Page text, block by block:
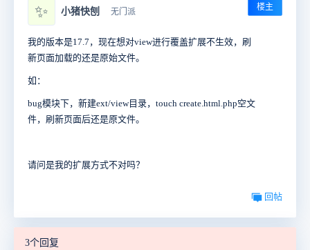
✨ 小猪快刨 无门派 楼主
我的版本是17.7，现在想对view进行覆盖扩展不生效，刷
新页面加载的还是原始文件。
如：
bug模块下，新建ext/view目录，touch create.html.php空文
件，刷新页面后还是原文件。
请问是我的扩展方式不对吗？
回帖
3个回复